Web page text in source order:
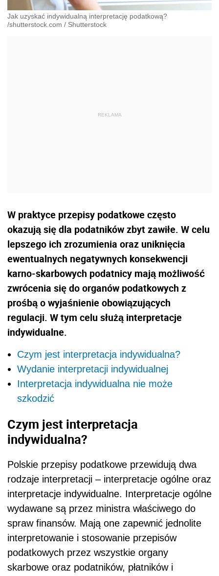
Jak uzyskać indywidualną interpretację podatkową?
/shutterstock.com / Shutterstock
W praktyce przepisy podatkowe często
okazują się dla podatników zbyt zawiłe. W celu
lepszego ich zrozumienia oraz uniknięcia
ewentualnych negatywnych konsekwencji
karno-skarbowych podatnicy mają możliwość
zwrócenia się do organów podatkowych z
prośbą o wyjaśnienie obowiązujących
regulacji. W tym celu służą interpretacje
indywidualne.
Czym jest interpretacja indywidualna?
Wydanie interpretacji indywidualnej
Interpretacja indywidualna nie może
szkodzić
Czym jest interpretacja
indywidualna?
Polskie przepisy podatkowe przewidują dwa
rodzaje interpretacji – interpretacje ogólne oraz
interpretacje indywidualne. Interpretacje ogólne
wydawane są przez ministra właściwego do
spraw finansów. Mają one zapewnić jednolite
interpretowanie i stosowanie przepisów
podatkowych przez wszystkie organy
skarbowe oraz podatników, płatników i